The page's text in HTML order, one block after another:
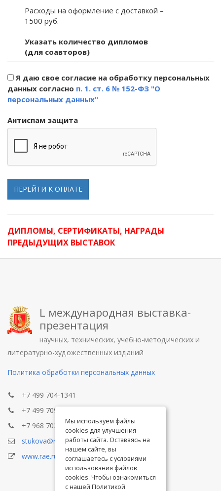
Расходы на оформление с доставкой –
1500 руб.
Указать количество дипломов
(для соавторов)
Я даю свое согласие на обработку персональных
данных согласно п. 1. ст. 6 № 152-ФЗ "О
персональных данных"
Антиспам защита
ПЕРЕЙТИ К ОПЛАТЕ
ДИПЛОМЫ, СЕРТИФИКАТЫ, НАГРАДЫ
ПРЕДЫДУЩИХ ВЫСТАВОК
L международная выставка-
презентация
научных, технических, учебно-методических и
литературно-художественных изданий
Политика обработки персональных данных
+7 499 704-1341
+7 499 709-8104
+7 968 703-8433
stukova@rae.ru
www.rae.ru
Мы используем файлы
cookies для улучшения
работы сайта. Оставаясь на
нашем сайте, вы
соглашаетесь с условиями
использования файлов
cookies. Чтобы ознакомиться
с нашей Политикой